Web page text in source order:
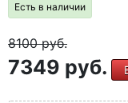
Есть в наличии
8100руб.
7349 руб.